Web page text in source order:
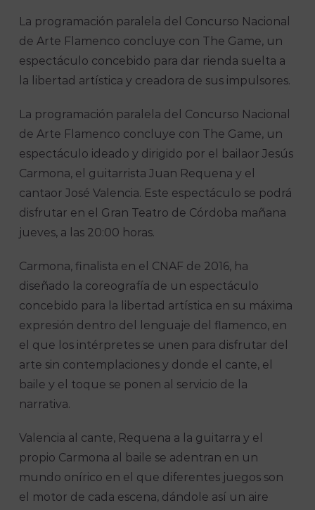
La programación paralela del Concurso Nacional
de Arte Flamenco concluye con The Game, un
espectáculo concebido para dar rienda suelta a
la libertad artística y creadora de sus impulsores.
La programación paralela del Concurso Nacional
de Arte Flamenco concluye con The Game, un
espectáculo ideado y dirigido por el bailaor Jesús
Carmona, el guitarrista Juan Requena y el
cantaor José Valencia. Este espectáculo se podrá
disfrutar en el Gran Teatro de Córdoba mañana
jueves, a las 20:00 horas.
Carmona, finalista en el CNAF de 2016, ha
diseñado la coreografía de un espectáculo
concebido para la libertad artística en su máxima
expresión dentro del lenguaje del flamenco, en
el que los intérpretes se unen para disfrutar del
arte sin contemplaciones y donde el cante, el
baile y el toque se ponen al servicio de la
narrativa.
Valencia al cante, Requena a la guitarra y el
propio Carmona al baile se adentran en un
mundo onírico en el que diferentes juegos son
el motor de cada escena, dándole así un aire